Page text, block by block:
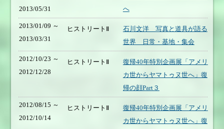
2013/05/31
へ
2013/01/09 ～
2013/03/31
ヒストリートⅡ
石川文洋 写真と道具が語る
世界 日常・基地・集会
2012/10/23 ～
2012/12/28
ヒストリートⅡ
復帰40年特別企画展「アメリ
カ世からヤマトゥヌ世へ」復
帰の顔Part３
2012/08/15 ～
2012/10/14
ヒストリートⅡ
復帰40年特別企画展「アメリ
カ世からヤマトゥヌ世へ」復